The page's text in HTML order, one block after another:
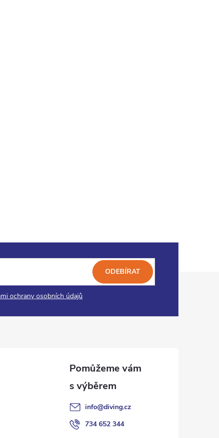
ochrany osobních údajů
ODEBÍRAT
info@diving.cz
734 652 344